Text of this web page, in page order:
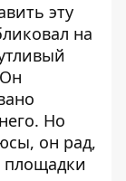
эту
на
Но
он рад,
площадки